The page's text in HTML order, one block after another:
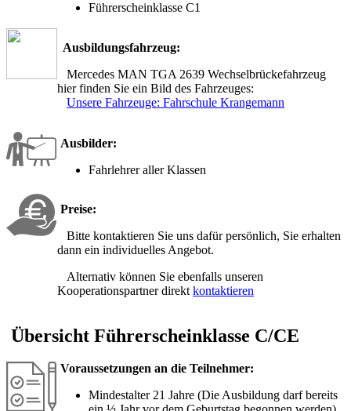
Führerscheinklasse C1
Ausbildungsfahrzeug:
Mercedes MAN TGA 2639 Wechselbrückefahrzeug
hier finden Sie ein Bild des Fahrzeuges:
Unsere Fahrzeuge: Fahrschule Krangemann
Ausbilder:
Fahrlehrer aller Klassen
Preise:
Bitte kontaktieren Sie uns dafür persönlich, Sie erhalten
dann ein individuelles Angebot.
Alternativ können Sie ebenfalls unseren
Kooperationspartner direkt kontaktieren
Übersicht Führerscheinklasse C/CE
Voraussetzungen an die Teilnehmer:
Mindestalter 21 Jahre (Die Ausbildung darf bereits